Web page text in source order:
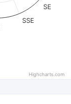
SE
SSE
Highcharts.com